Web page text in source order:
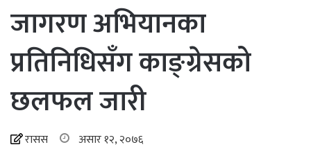
जागरण अभियानका
प्रतिनिधिसँग काङ्ग्रेसको
छलफल जारी
रासस असार १२, २०७६